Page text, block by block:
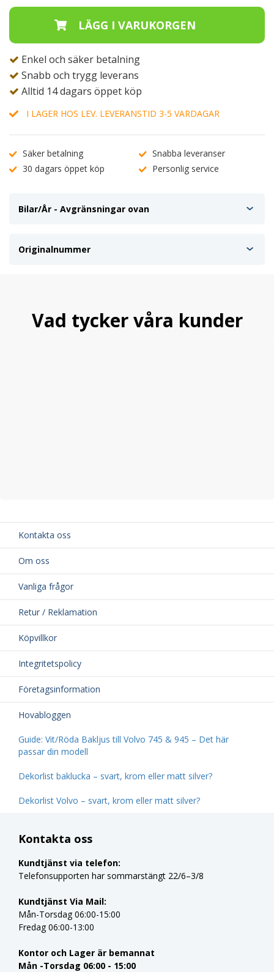
Enkel och säker betalning
Snabb och trygg leverans
Alltid 14 dagars öppet köp
I LAGER HOS LEV. LEVERANSTID 3-5 VARDAGAR
Säker betalning
Snabba leveranser
30 dagars öppet köp
Personlig service
Bilar/År - Avgränsningar ovan
Originalnummer
Vad tycker våra kunder
Kontakta oss
Om oss
Vanliga frågor
Retur / Reklamation
Köpvillkor
Integritetspolicy
Företagsinformation
Hovabloggen
Guide: Vit/Röda Bakljus till Volvo 745 & 945 – Det här
passar din modell
Dekorlist baklucka – svart, krom eller matt silver?
Dekorlist Volvo – svart, krom eller matt silver?
Kontakta oss
Kundtjänst via telefon:
Telefonsupporten har sommarstängt 22/6–3/8
Kundtjänst Via Mail:
Mån-Torsdag 06:00-15:00
Fredag 06:00-13:00
Kontor och Lager är bemannat
Mån -Torsdag 06:00 - 15:00